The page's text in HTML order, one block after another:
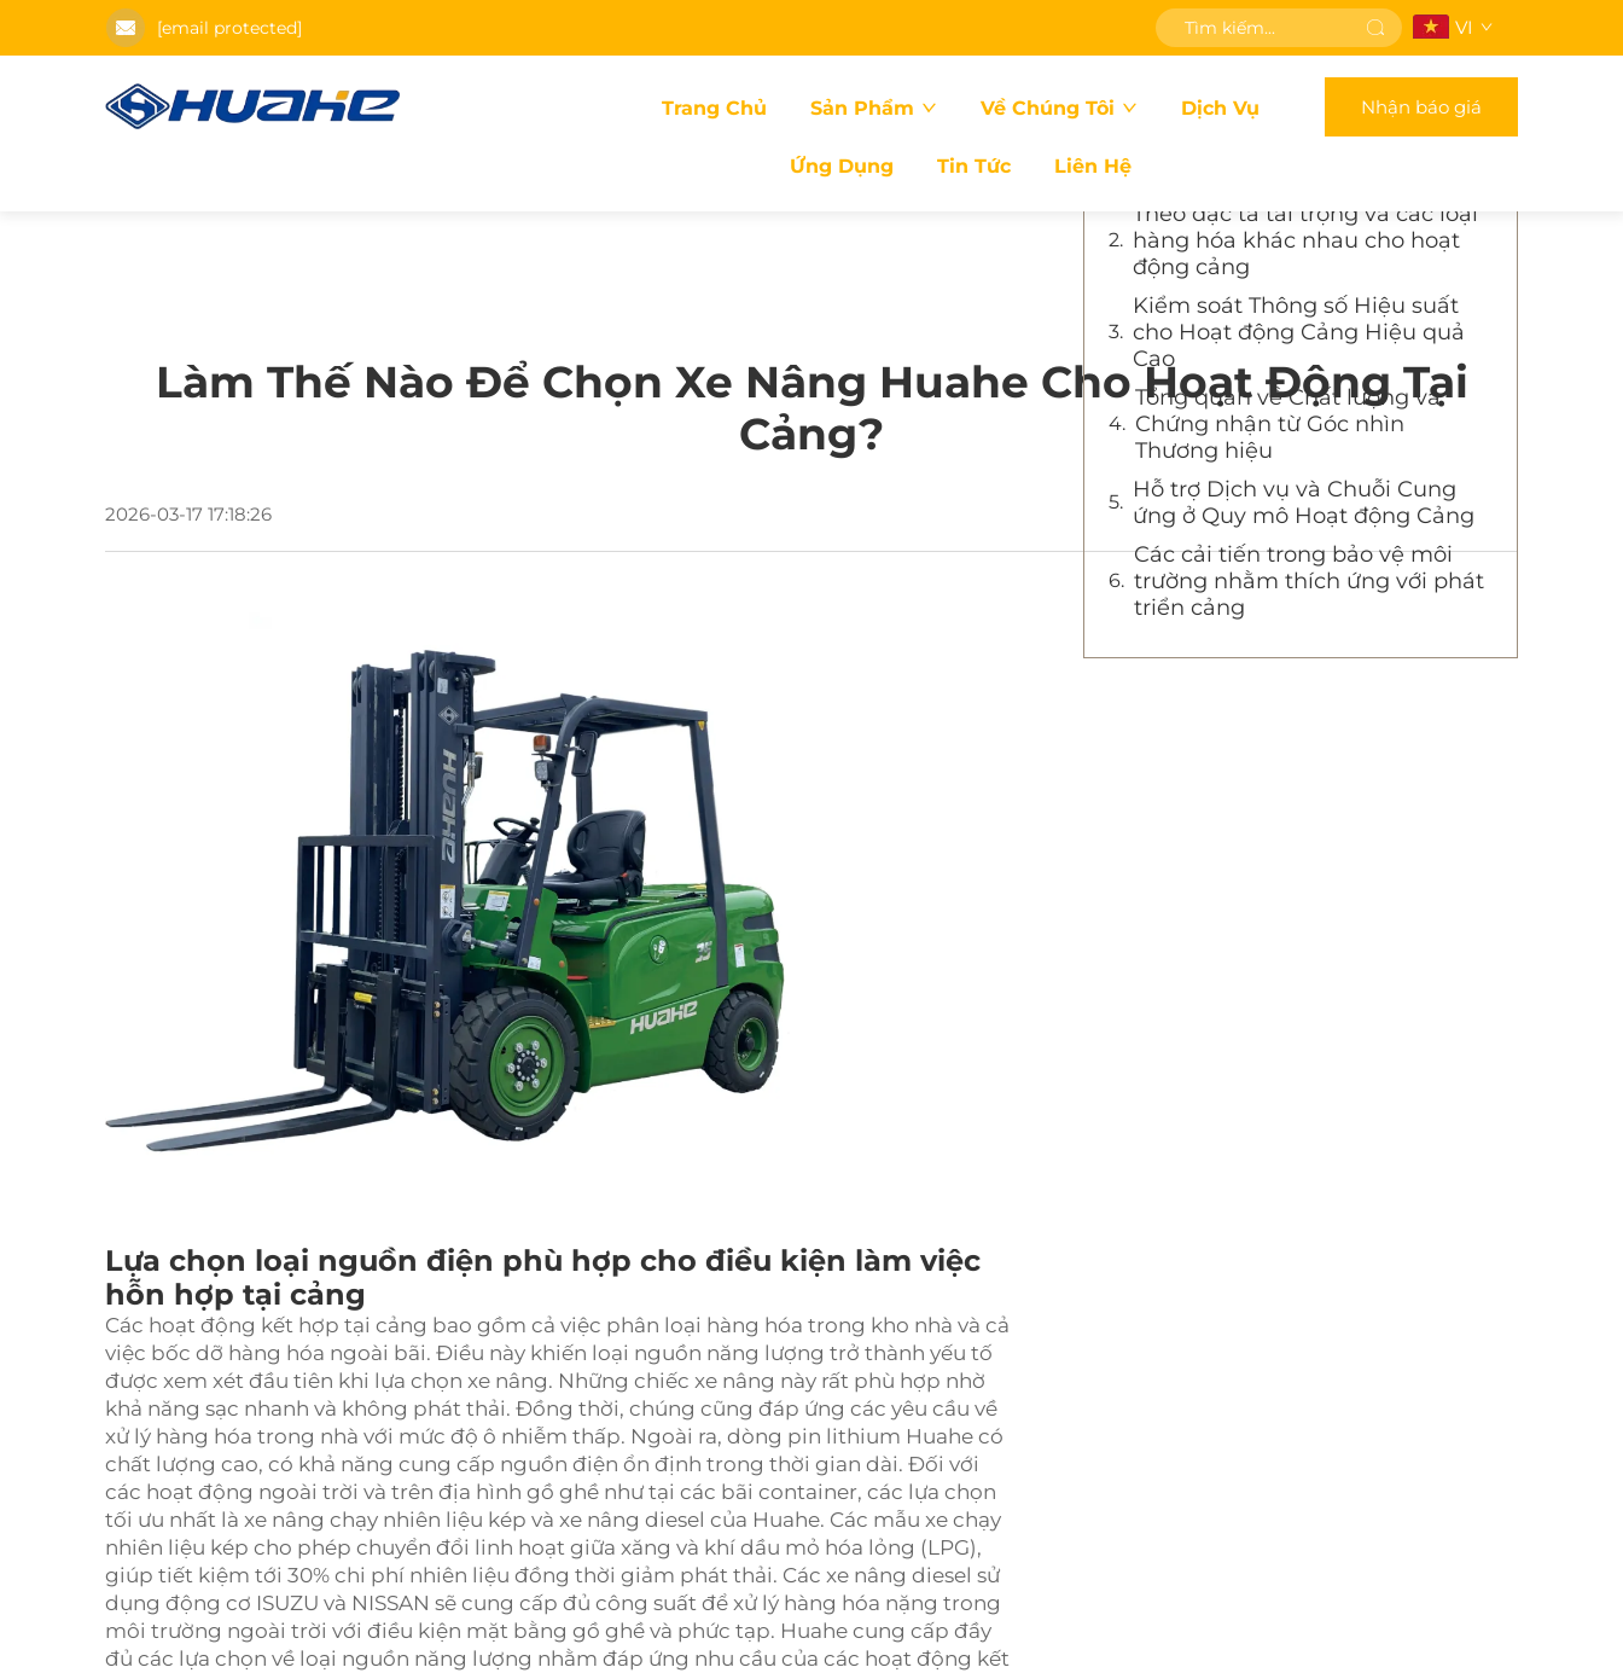
[email protected] VI
Trang Chủ Sản Phẩm Về Chúng Tôi Dịch Vụ
Ứng Dụng Tin Tức Liên Hệ
Nhận báo giá
Làm Thế Nào Để Chọn Xe Nâng Huahe Cho Hoạt Động Tại
Cảng?
2026-03-17 17:18:26
Lựa chọn loại nguồn điện phù hợp cho điều kiện làm việc
hỗn hợp tại cảng
Các hoạt động kết hợp tại cảng bao gồm cả việc phân loại hàng hóa trong kho nhà và cả
việc bốc dỡ hàng hóa ngoài bãi. Điều này khiến loại nguồn năng lượng trở thành yếu tố
được xem xét đầu tiên khi lựa chọn xe nâng. Những chiếc xe nâng này rất phù hợp nhờ
khả năng sạc nhanh và không phát thải. Đồng thời, chúng cũng đáp ứng các yêu cầu về
xử lý hàng hóa trong nhà với mức độ ô nhiễm thấp. Ngoài ra, dòng pin lithium Huahe có
chất lượng cao, có khả năng cung cấp nguồn điện ổn định trong thời gian dài. Đối với
các hoạt động ngoài trời và trên địa hình gồ ghề như tại các bãi container, các lựa chọn
tối ưu nhất là xe nâng chạy nhiên liệu kép và xe nâng diesel của Huahe. Các mẫu xe chạy
nhiên liệu kép cho phép chuyển đổi linh hoạt giữa xăng và khí dầu mỏ hóa lỏng (LPG),
giúp tiết kiệm tới 30% chi phí nhiên liệu đồng thời giảm phát thải. Các xe nâng diesel sử
dụng động cơ ISUZU và NISSAN sẽ cung cấp đủ công suất để xử lý hàng hóa nặng trong
môi trường ngoài trời với điều kiện mặt bằng gồ ghề và phức tạp. Huahe cung cấp đầy
đủ các lựa chọn về loại nguồn năng lượng nhằm đáp ứng nhu cầu của các hoạt động kết
Mục lục
Lựa chọn loại nguồn điện phù
hợp tại cảng
Theo đặc tả tải trọng và các loại
hàng hóa khác nhau cho hoạt
động cảng
Kiểm soát Thông số Hiệu suất
cho Hoạt động Cảng Hiệu quả
Cao
Tổng quan về Chất lượng và
Chứng nhận từ Góc nhìn
Thương hiệu
Hỗ trợ Dịch vụ và Chuỗi Cung
ứng ở Quy mô Hoạt động Cảng
Các cải tiến trong bảo vệ môi
trường nhằm thích ứng với phát
triển cảng